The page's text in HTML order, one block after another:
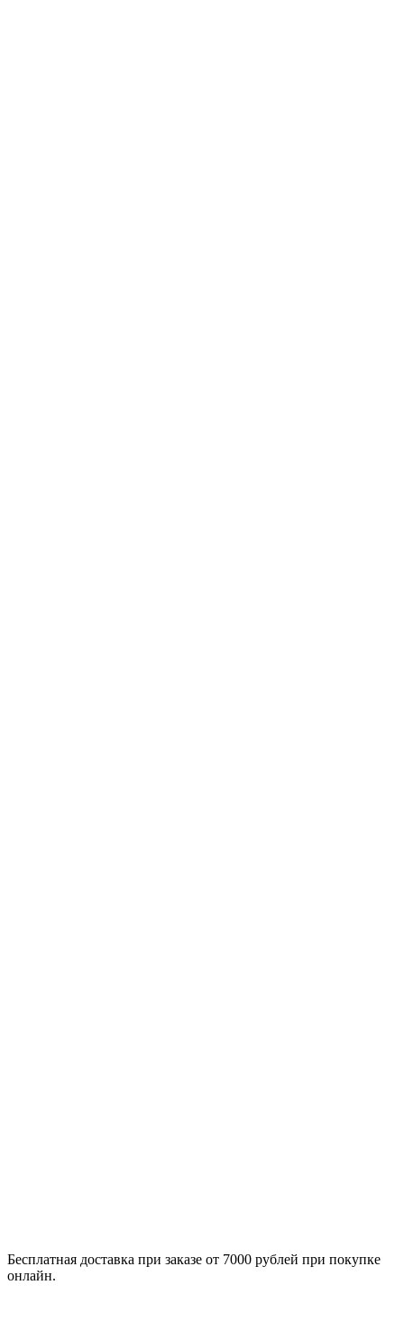
Бесплатная доставка при заказе от 7000 рублей при покупке
онлайн.